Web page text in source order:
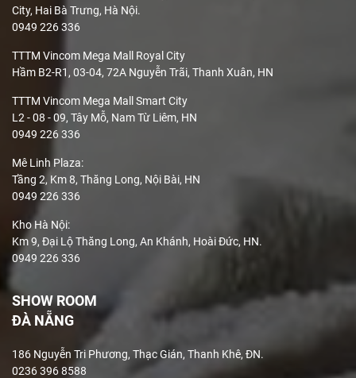
City, Hai Bà Trưng, Hà Nội.
0949 226 336
TTTM Vincom Mega Mall Royal City
Hầm B2-R1, 03-04, 72A Nguyễn Trãi, Thanh Xuân, HN
TTTM Vincom Mega Mall Smart City
L2 - 08 - 09, Tây Mỗ, Nam Từ Liêm, HN
0949 226 336
Mê Linh Plaza:
Tầng 2, Km 8, Thăng Long, Nội Bài, HN
0949 226 336
Kho Hà Nội:
Km 9, Đại Lộ Thăng Long, An Khánh, Hoài Đức, HN.
0949 226 336
SHOW ROOM
ĐÀ NẴNG
186 Nguyễn Tri Phương, Thạc Gián, Thanh Khê, ĐN.
0236 396 8588